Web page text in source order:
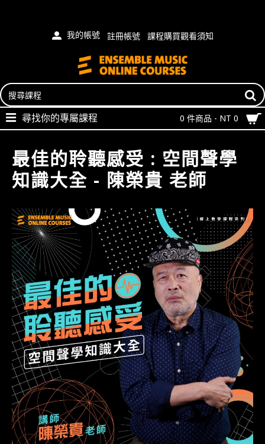
我的帳號 註冊帳號 課程購買觀看須知
0 件商品 - NT 0
尋找你的專屬課程
最佳的聆聽感受 : 空間聲學
知識大全 - 陳榮貴 老師